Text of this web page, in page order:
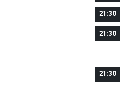
21:30
21:30
21:30